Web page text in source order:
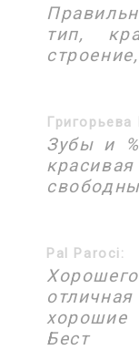
тип,
Григорьева
Зубы и
Pal Paroci:
Бест